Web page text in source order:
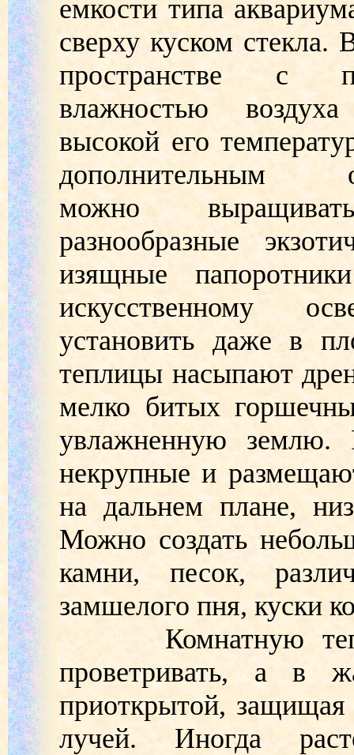
емкости типа
сверху куском стекла.
пространстве с
влажностью
высокой его
дополнительным
можно
разнообразные
изящные
искусственному
установить даже в
теплицы насыпают
мелко битых
увлажненную землю.
некрупные и
на дальнем плане,
Можно создать
камни, песок,
замшелого пня, куски
Комнатную
проветривать, а в
приоткрытой,
лучей. Иногда